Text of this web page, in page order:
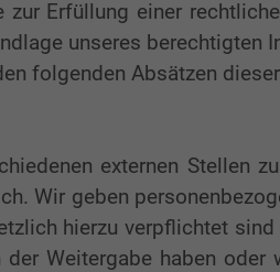
zur Erfüllung einer
unseres
folgenden Absätzen
externen Stellen
Wir geben
hierzu verpflichtet
Weitergabe haben